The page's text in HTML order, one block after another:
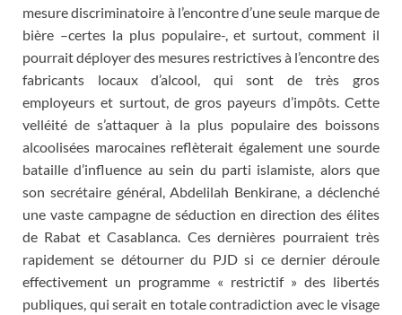
mesure discriminatoire à l’encontre d’une seule marque de
bière –certes la plus populaire-, et surtout, comment il
pourrait déployer des mesures restrictives à l’encontre des
fabricants locaux d’alcool, qui sont de très gros
employeurs et surtout, de gros payeurs d’impôts. Cette
velléité de s’attaquer à la plus populaire des boissons
alcoolisées marocaines reflèterait également une sourde
bataille d’influence au sein du parti islamiste, alors que
son secrétaire général, Abdelilah Benkirane, a déclenché
une vaste campagne de séduction en direction des élites
de Rabat et Casablanca. Ces dernières pourraient très
rapidement se détourner du PJD si ce dernier déroule
effectivement un programme « restrictif » des libertés
publiques, qui serait en totale contradiction avec le visage